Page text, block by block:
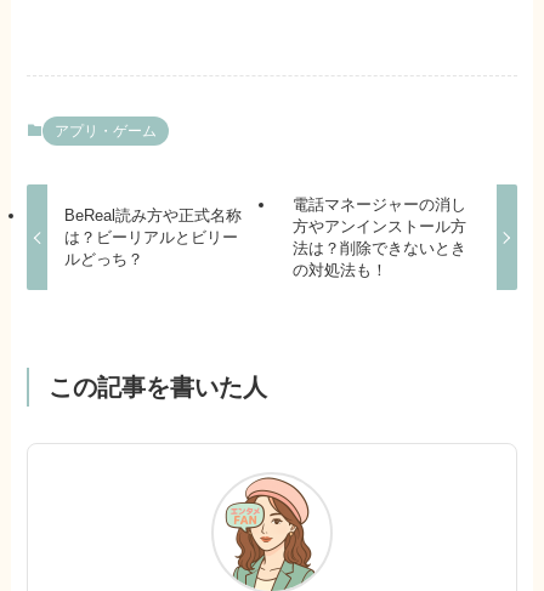
アプリ・ゲーム
BeReal読み方や正式名称
は？ビーリアルとビリー
ルどっち？
電話マネージャーの消し
方やアンインストール方
法は？削除できないとき
の対処法も！
この記事を書いた人